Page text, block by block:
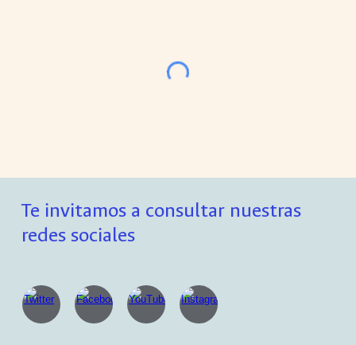
Te invitamos a consultar nuestras
redes sociales